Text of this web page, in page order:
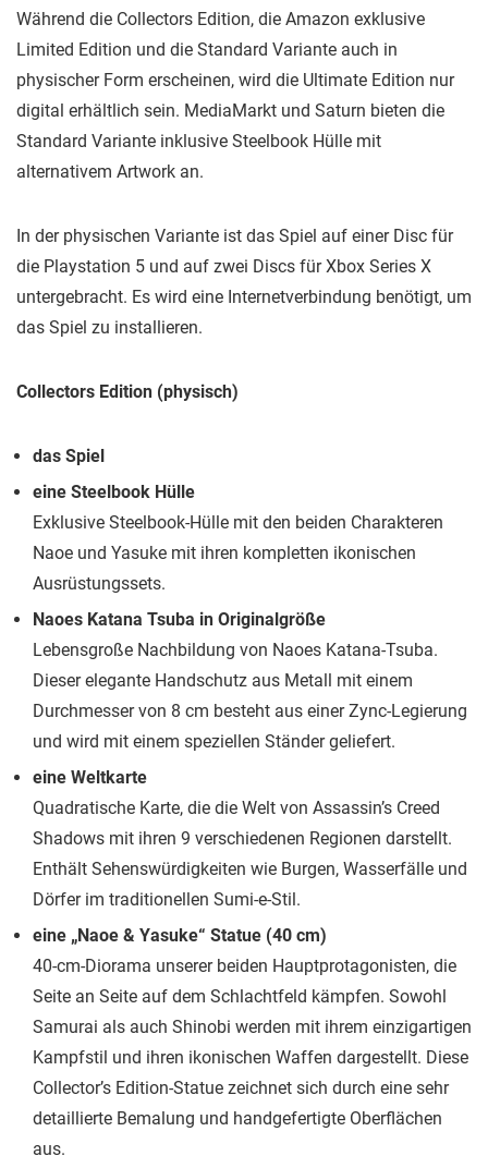
Während die Collectors Edition, die Amazon exklusive
Limited Edition und die Standard Variante auch in
physischer Form erscheinen, wird die Ultimate Edition nur
digital erhältlich sein. MediaMarkt und Saturn bieten die
Standard Variante inklusive Steelbook Hülle mit
alternativem Artwork an.
In der physischen Variante ist das Spiel auf einer Disc für
die Playstation 5 und auf zwei Discs für Xbox Series X
untergebracht. Es wird eine Internetverbindung benötigt, um
das Spiel zu installieren.
Collectors Edition (physisch)
das Spiel
eine Steelbook Hülle
Exklusive Steelbook-Hülle mit den beiden Charakteren
Naoe und Yasuke mit ihren kompletten ikonischen
Ausrüstungssets.
Naoes Katana Tsuba in Originalgröße
Lebensgroße Nachbildung von Naoes Katana-Tsuba.
Dieser elegante Handschutz aus Metall mit einem
Durchmesser von 8 cm besteht aus einer Zync-Legierung
und wird mit einem speziellen Ständer geliefert.
eine Weltkarte
Quadratische Karte, die die Welt von Assassin’s Creed
Shadows mit ihren 9 verschiedenen Regionen darstellt.
Enthält Sehenswürdigkeiten wie Burgen, Wasserfälle und
Dörfer im traditionellen Sumi-e-Stil.
eine „Naoe & Yasuke“ Statue (40 cm)
40-cm-Diorama unserer beiden Hauptprotagonisten, die
Seite an Seite auf dem Schlachtfeld kämpfen. Sowohl
Samurai als auch Shinobi werden mit ihrem einzigartigen
Kampfstil und ihren ikonischen Waffen dargestellt. Diese
Collector’s Edition-Statue zeichnet sich durch eine sehr
detaillierte Bemalung und handgefertigte Oberflächen
aus.